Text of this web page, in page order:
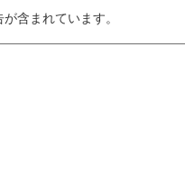
含まれています。